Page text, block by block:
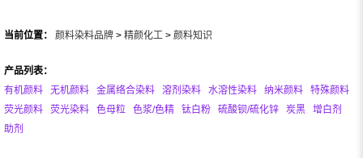
当前位置： 颜料染料品牌 > 精颜化工 > 颜料知识
产品列表：
有机颜料
无机颜料 金属络合染料 溶剂染料 水溶性染料 纳米颜料
特殊颜料
荧光颜料
荧光染料 色母粒 色浆/色精 钛白粉 硫酸钡/硫化锌 炭黑
增白剂
助剂